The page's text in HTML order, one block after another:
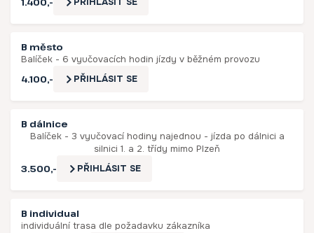
B město
Balíček - 6 vyučovacích hodin jízdy v běžném provozu
4.100,- PŘIHLÁSIT SE
B dálnice
Balíček - 3 vyučovací hodiny najednou - jízda po dálnici a
silnici 1. a 2. třídy mimo Plzeň
3.500,- PŘIHLÁSIT SE
B individual
individuální trasa dle požadavku zákazníka